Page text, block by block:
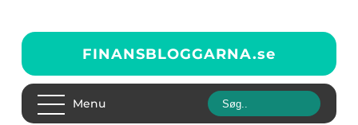
FINANSBLOGGARNA.se
Menu